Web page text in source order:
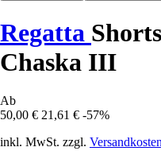
Regatta
Chaska III
Ab
50,00 € 21,61 € -57%
inkl. MwSt. zzgl. Versandkosten